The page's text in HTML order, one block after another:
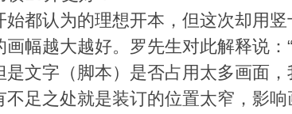
认为的理想开本，但这次却用竖
幅越大越好。罗先生对此解释说
字（脚本）是否占用太多画面，
之处就是装订的位置太窄，影响